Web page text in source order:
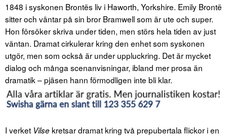
1848 i syskonen Brontës liv i Haworth, Yorkshire. Emily Brontë
sitter och väntar på sin bror Bramwell som är ute och super.
Hon försöker skriva under tiden, men störs hela tiden av just
väntan. Dramat cirkulerar kring den enhet som syskonen
utgör, men som också är under uppluckring. Det är mycket
dialog och många scenanvisningar, ibland mer prosa än
dramatik – pjäsen hann förmodligen inte bli klar.
I verket Vilsekretsar dramat kring två prepubertala flickor i en